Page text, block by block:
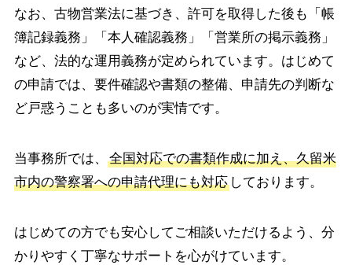
なお、古物営業法に基づき、許可を取得した後も「帳
簿記録義務」「本人確認義務」「営業所の掲示義務」
など、法的な運用義務が定められています。はじめて
の申請では、要件確認や書類の整備、申請先の判断な
ど戸惑うことも多いのが実情です。
当事務所では、
全国対応での書類作成に加え、久留米
市内の警察署への申請代理にも対応しております。
はじめての方でも安心してご相談いただけるよう、分
かりやすく丁寧なサポートを心がけています。